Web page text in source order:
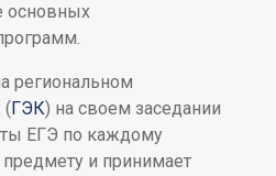
основных
региональном
( ГЭК) на своем заседании
ЕГЭ по каждому
и принимает